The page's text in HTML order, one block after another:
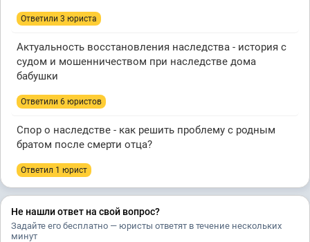
Ответили 3 юристa
Актуальность восстановления наследства - история с
судом и мошенничеством при наследстве дома
бабушки
Ответили 6 юристов
Спор о наследстве - как решить проблему с родным
братом после смерти отца?
Ответил 1 юрист
Не нашли ответ на свой вопрос?
Задайте его бесплатно — юристы ответят в течение нескольких
минут